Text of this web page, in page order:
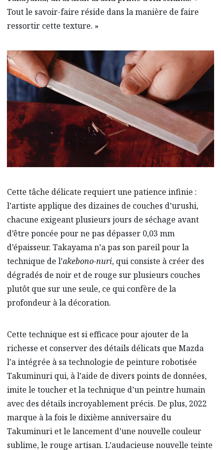
Tout le savoir-faire réside dans la manière de faire
ressortir cette texture. »
Cette tâche délicate requiert une patience infinie :
l’artiste applique des dizaines de couches d’urushi,
chacune exigeant plusieurs jours de séchage avant
d’être poncée pour ne pas dépasser 0,03 mm
d’épaisseur. Takayama n’a pas son pareil pour la
technique de l’akebono-nuri, qui consiste à créer des
dégradés de noir et de rouge sur plusieurs couches
plutôt que sur une seule, ce qui confère de la
profondeur à la décoration.
Cette technique est si efficace pour ajouter de la
richesse et conserver des détails délicats que Mazda
l’a intégrée à sa technologie de peinture robotisée
Takuminuri qui, à l’aide de divers points de données,
imite le toucher et la technique d’un peintre humain
avec des détails incroyablement précis. De plus, 2022
marque à la fois le dixième anniversaire du
Takuminuri et le lancement d’une nouvelle couleur
sublime, le rouge artisan. L’audacieuse nouvelle teinte